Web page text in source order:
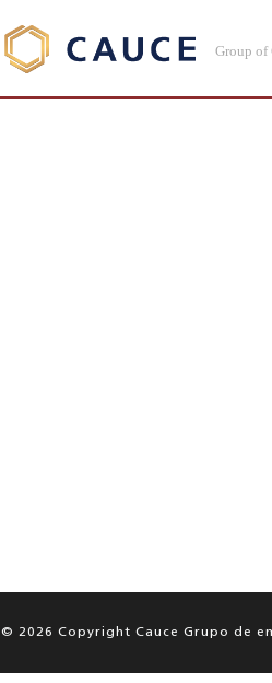
Group of
© 2026 Copyright Cauce Grupo de